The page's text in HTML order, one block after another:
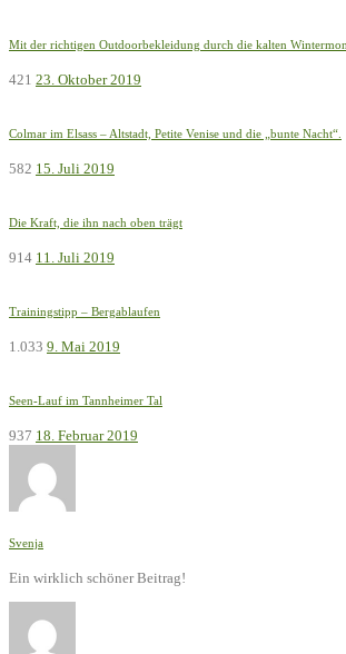
Mit der richtigen Outdoorbekleidung durch die kalten
421 23. Oktober 2019
Colmar im Elsass – Altstadt, Petite Venise und die „bunte Nacht“.
582 15. Juli 2019
Die Kraft, die ihn nach oben trägt
914 11. Juli 2019
Trainingstipp – Bergablaufen
1.033 9. Mai 2019
Seen-Lauf im Tannheimer Tal
937 18. Februar 2019
Svenja
Ein wirklich schöner Beitrag!